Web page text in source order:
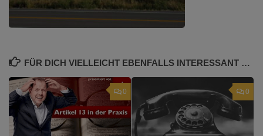
FÜR DICH VIELLEICHT EBENFALLS INTERESSANT …
0 0